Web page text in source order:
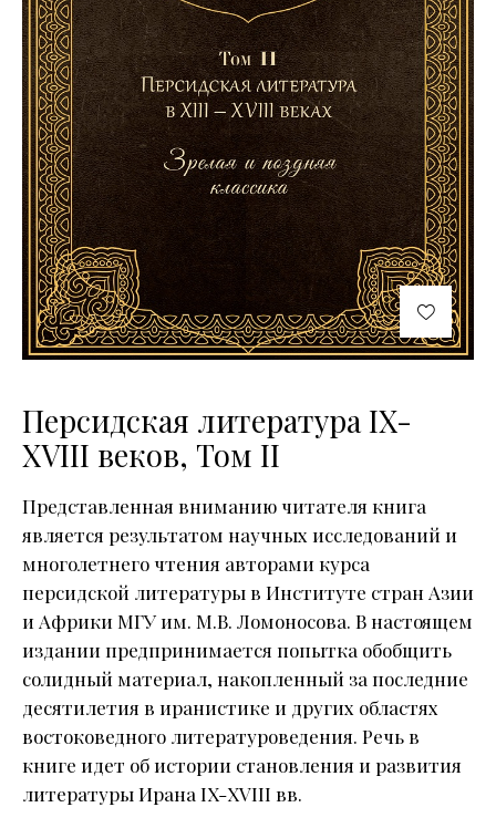
Персидская литература IX-
XVIII веков, Том II
Представленная вниманию читателя книга
является результатом научных исследований и
многолетнего чтения авторами курса
персидской литературы в Институте стран Азии
и Африки МГУ им. М.В. Ломоносова. В настоящем
издании предпринимается попытка обобщить
солидный материал, накопленный за последние
десятилетия в иранистике и других областях
востоковедного литературоведения. Речь в
книге идет об истории становления и развития
литературы Ирана IX-XVIII вв.